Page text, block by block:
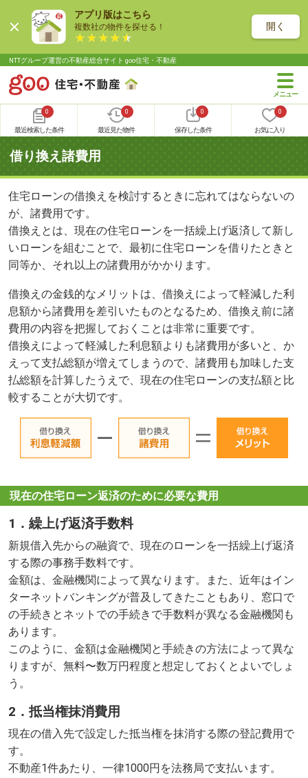
アプリ版はこちら
複数社の物件を探せる！ 開く
NTTグループ運営の不動産総合サイト goo住宅・不動産
0
最近検索した条件
0
最近見た物件
0
保存した条件
0
お気に入り
借り換え諸費用
住宅ローンの借換えを検討するときに忘れてはならないの
が、諸費用です。
借換えとは、現在の住宅ローンを一括繰上げ返済して新し
いローンを組むことで、最初に住宅ローンを借りたときと
同等か、それ以上の諸費用がかかります。
借換えの金銭的なメリットは、借換えによって軽減した利
息額から諸費用を差引いたものとなるため、借換え前に諸
費用の内容を把握しておくことは非常に重要です。
借換えによって軽減した利息額よりも諸費用が多いと、か
えって支払総額が増えてしまうので、諸費用も加味した支
払総額を計算したうえで、現在の住宅ローンの支払額と比
較することが大切です。
現在の住宅ローン返済のために必要な費用
1．繰上げ返済手数料
新規借入先からの融資で、現在のローンを一括繰上げ返済
する際の事務手数料です。
金額は、金融機関によって異なります。また、近年はイン
ターネットバンキングが普及してきたこともあり、窓口で
の手続きとネットでの手続きで手数料が異なる金融機関も
あります。
このように、金額は金融機関と手続きの方法によって異な
りますが、無料〜数万円程度と想定しておくとよいでしょ
う。
2．抵当権抹消費用
現在の借入先で設定した抵当権を抹消する際の登記費用で
す。
不動産1件あたり、一律1000円を法務局で支払います。